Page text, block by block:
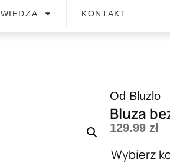
WIEDZA KONTAKT
Od Bluzlo
Bluza
129.99 zł
Wybierz